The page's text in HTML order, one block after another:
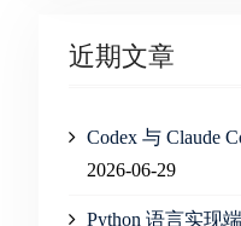
近期文章
Codex 与 Claude
2026-06-29
Python 语言实现